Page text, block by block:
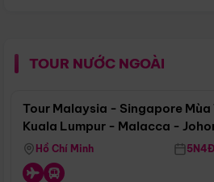
TOUR NƯỚC NGOÀI
Tour Malaysia - Singapore Mùa
Kuala Lumpur - Malacca -
Singapore
Hồ Chí Minh 5N4Đ